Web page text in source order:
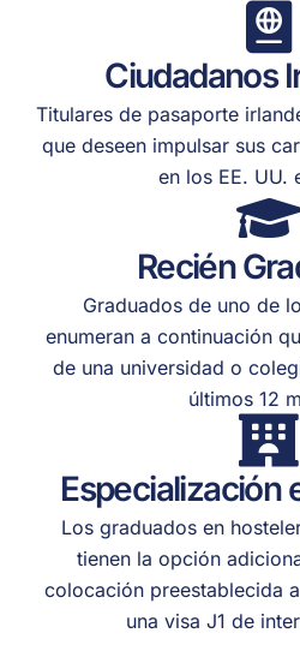
Ciudadanos
Titulares de pasaporte
que deseen impulsar sus
en los EE. UU.
Recién
Graduados de uno de
enumeran a continuación
de una universidad o
últimos 12
Especialización
Los graduados en
tienen la opción
colocación preestablecida
una visa J1 de